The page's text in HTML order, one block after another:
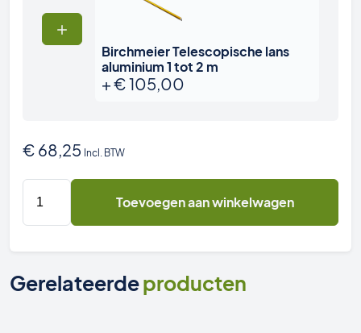
Birchmeier Telescopische lans
aluminium 1 tot 2 m
+€105,00
€ 68,25 Incl. BTW
Birchmeier
Mini-
Flex
aantal
Toevoegen aan winkelwagen
Gerelateerdeproducten